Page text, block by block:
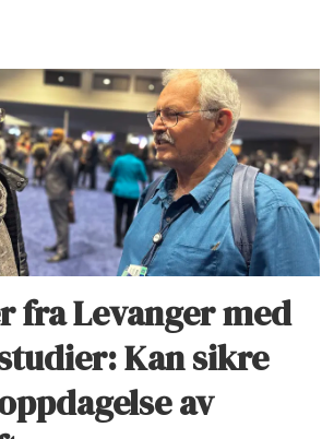
fra Levanger med
Kan sikre
av